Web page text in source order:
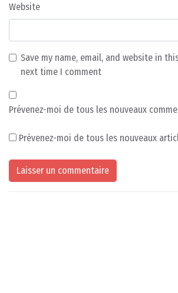
Website
Save my name, email, and website in
next time I comment
Prévenez-moi de tous les nouveaux
Prévenez-moi de tous les nouveaux